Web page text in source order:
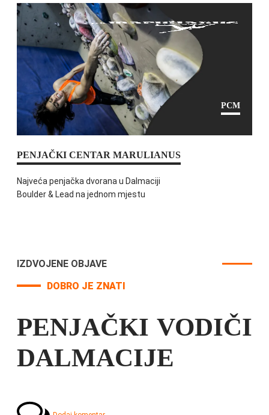
PCM
PENJAČKI CENTAR MARULIANUS
Najveća penjačka dvorana u Dalmaciji
Boulder & Lead na jednom mjestu
IZDVOJENE OBJAVE
DOBRO JE ZNATI
PENJAČKI VODIČI
DALMACIJE